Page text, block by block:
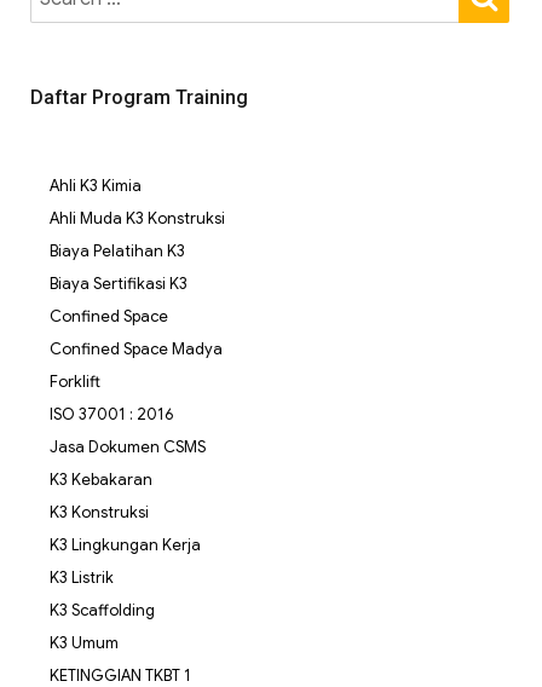
Daftar Program Training
Ahli K3 Kimia
Ahli Muda K3 Konstruksi
Biaya Pelatihan K3
Biaya Sertifikasi K3
Confined Space
Confined Space Madya
Forklift
ISO 37001 : 2016
Jasa Dokumen CSMS
K3 Kebakaran
K3 Konstruksi
K3 Lingkungan Kerja
K3 Listrik
K3 Scaffolding
K3 Umum
KETINGGIAN TKBT 1